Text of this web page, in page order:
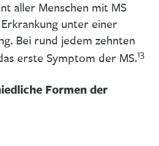
aller Menschen mit MS
unter einer
Bei rund jedem zehnten
erste Symptom der MS.13
Formen der